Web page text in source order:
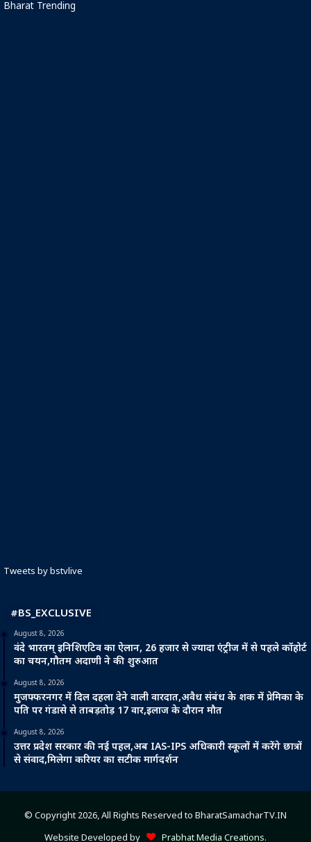
Bharat Trending
Tweets by bstvlive
#BS_EXCLUSIVE
August 8, 2026
वंदे भारतम् इनिशिएटिव का ऐलान, 26 हजार से ज्यादा एंट्रीज में से पहले कॉहोर्ट
का चयन,गौतम अदाणी ने की शुरुआत
August 8, 2026
मुजफ्फरनगर में दिल दहला देने वाली वारदात,अवैध संबंध के शक में प्रेमिका के
पति पर गंडासे से ताबड़तोड़ 17 वार,इलाज के दौरान मौत
August 8, 2026
उत्तर प्रदेश सरकार की नई पहल,अब IAS-IPS अधिकारी स्कूलों में करेंगे छात्रों
से संवाद,मिलेगा करियर का सटीक मार्गदर्शन
© Copyright 2026, All Rights Reserved to BharatSamacharTV.IN
Website Developed by
Prabhat Media Creations.